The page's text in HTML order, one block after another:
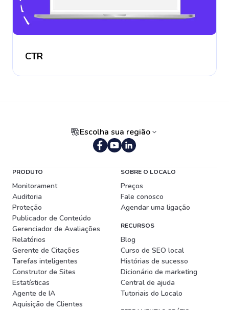
CTR
Escolha sua região
PRODUTO
Monitorament
Auditoria
Proteção
Publicador de Conteúdo
Gerenciador de Avaliações
Relatórios
Gerente de Citações
Tarefas inteligentes
Construtor de Sites
Estatísticas
Agente de IA
Aquisição de Clientes
SOBRE O LOCALO
Preços
Fale conosco
Agendar uma ligação
RECURSOS
Blog
Curso de SEO local
Histórias de sucesso
Dicionário de marketing
Central de ajuda
Tutoriais do Localo